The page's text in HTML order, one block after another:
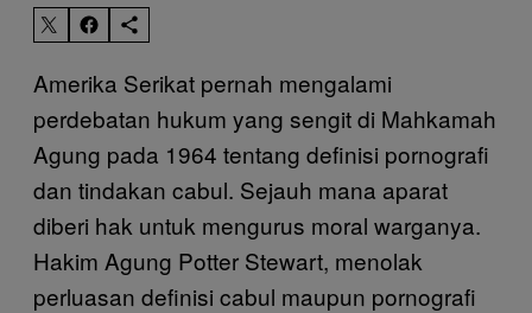
Amerika Serikat pernah mengalami
perdebatan hukum yang sengit di Mahkamah
Agung pada 1964 tentang definisi pornografi
dan tindakan cabul. Sejauh mana aparat
diberi hak untuk mengurus moral warganya.
Hakim Agung Potter Stewart, menolak
perluasan definisi cabul maupun pornografi